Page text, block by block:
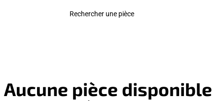
Rechercher une pièce
Aucune pièce disponible